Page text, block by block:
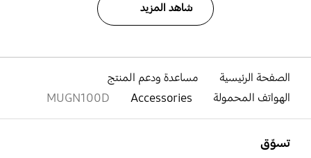
شاهد المزيد
الصفحة الرئيسية
مساعدة ودعم المنتج
الهواتف المحمولة
Accessories
MUGN100D
تسوّق